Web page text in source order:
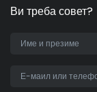
Ви треба совет?